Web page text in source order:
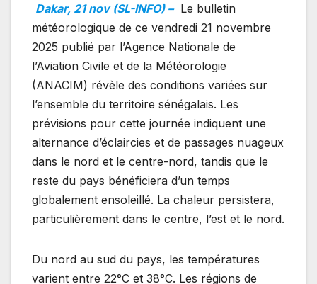
Dakar, 21 nov (SL-INFO) – Le bulletin
météorologique de ce vendredi 21 novembre
2025 publié par l’Agence Nationale de
l’Aviation Civile et de la Météorologie
(ANACIM) révèle des conditions variées sur
l’ensemble du territoire sénégalais. Les
prévisions pour cette journée indiquent une
alternance d’éclaircies et de passages nuageux
dans le nord et le centre-nord, tandis que le
reste du pays bénéficiera d’un temps
globalement ensoleillé. La chaleur persistera,
particulièrement dans le centre, l’est et le nord.
Du nord au sud du pays, les températures
varient entre 22°C et 38°C. Les régions de